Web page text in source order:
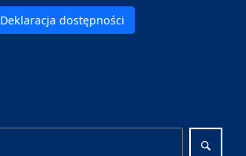
Deklaracja dostępności